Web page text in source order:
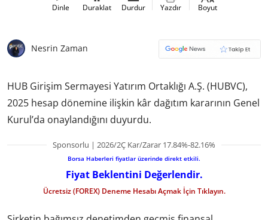
Dinle Duraklat Durdur Yazdır Boyut
Nesrin Zaman
HUB Girişim Sermayesi Yatırım Ortaklığı A.Ş. (HUBVC),
2025 hesap dönemine ilişkin kâr dağıtım kararının Genel
Kurul’da onaylandığını duyurdu.
Sponsorlu | 2026/2Ç Kar/Zarar 17.84%-82.16%
Borsa Haberleri fiyatlar üzerinde direkt etkili.
Fiyat Beklentini Değerlendir.
Ücretsiz (FOREX) Deneme Hesabı Açmak İçin Tıklayın.